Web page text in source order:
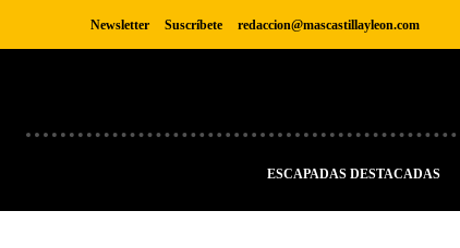
Newsletter Suscríbete redaccion@mascastillayleon.com
ESCAPADAS DESTACADAS